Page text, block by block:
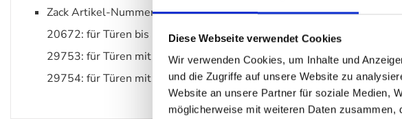
Diese Webseite verwendet Cookies
Wir verwenden Cookies, um Inhalte und
und die Zugriffe auf unsere Website zu
Website an unsere Partner für soziale Medien,
möglicherweise mit weiteren Daten
Zack Artikel-Nummern:
20672: für Türen bis 16 mm Falz
29753: für Türen mit 19 mm Falz
29754: für Türen mit 41 mm Falz